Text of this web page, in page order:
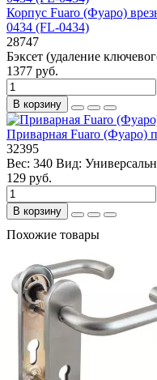
Корпус Fuaro (Фуаро)
0434 (FL-0434)
28747
Бэксет (удаление
1377 руб.
В корзину
Приварная Fuaro (Фуаро)
32395
Вес: 340 Вид:
129 руб.
В корзину
Похожие товары